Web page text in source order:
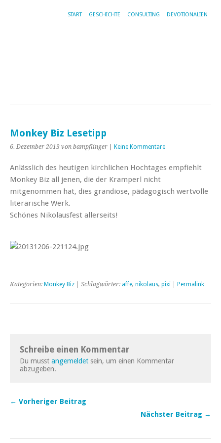
START GESCHICHTE CONSULTING DEVOTIONALIEN
Monkey Biz Lesetipp
6. Dezember 2013 von bampflinger Keine Kommentare
Anlässlich des heutigen kirchlichen Hochtages empfiehlt
Monkey Biz all jenen, die der Kramperl nicht
mitgenommen hat, dies grandiose, pädagogisch wertvolle
literarische Werk.
Schönes Nikolausfest allerseits!
Kategorien: Monkey Biz | Schlagwörter: affe, nikolaus, pixi Permalink
Schreibe einen Kommentar
Du musst angemeldet sein, um einen Kommentar
abzugeben.
← Vorheriger Beitrag
Nächster Beitrag →